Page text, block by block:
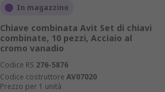
In magazzino
Chiave combinata Avit Set di chiavi
combinate, 10 pezzi, Acciaio al
cromo vanadio
Codice RS 276-5876
Codice costruttore AV07020
Prezzo per 1 unità